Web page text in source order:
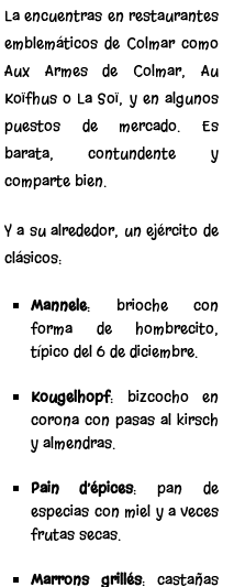
La encuentras en restaurantes
emblemáticos de Colmar como
Aux Armes de Colmar, Au
Koïfhus o La Soï, y en algunos
puestos de mercado. Es
barata, contundente y
comparte bien.
Y a su alrededor, un ejército de
clásicos:
Mannele: brioche con
forma de hombrecito,
típico del 6 de diciembre.
Kougelhopf: bizcocho en
corona con pasas al kirsch
y almendras.
Pain d’épices: pan de
especias con miel y a veces
frutas secas.
Marrons grillés: castañas